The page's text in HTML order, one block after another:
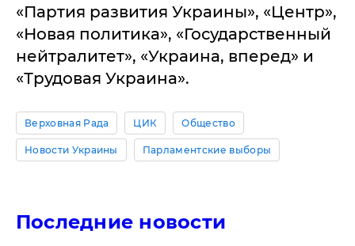
«Партия развития Украины», «Центр»,
«Новая политика», «Государственный
нейтралитет», «Украина, вперед» и
«Трудовая Украина».
Верховная Рада ЦИК Общество
Новости Украины Парламентские выборы
Последние новости